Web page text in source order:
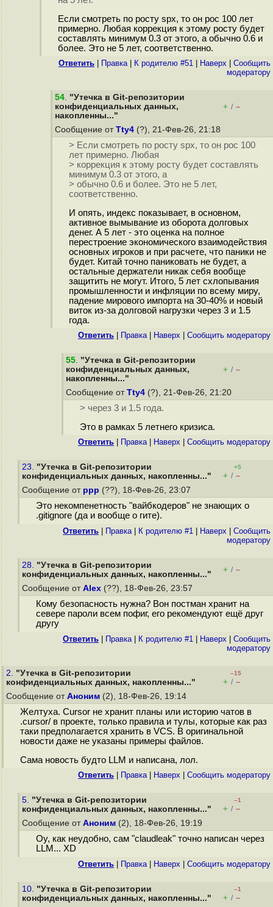
Если смотреть по росту spx, то он рос 100 лет
примерно. Любая коррекция к этому росту будет
составлять минимум 0.3 от этого, а обычно 0.6 и
более. Это не 5 лет, соответственно.
Ответить Правка| К родителю #51 Наверх
Cообщить
модератору
54. "Утечка в Git-репозитории
конфиденциальных данных,
накопленны..."
+ / –
Сообщение от Tty4 (?), 21-Фев-26, 21:18
> Если смотреть по росту spx, то он рос 100
лет примерно. Любая
> коррекция к этому росту будет составлять
минимум 0.3 от этого, а
> обычно 0.6 и более. Это не 5 лет,
соответственно.
И опять, индекс показывает, в основном,
активное вымывание из оборота долговых
денег. А 5 лет - это оценка на полное
перестроение экономического взаимодействия
основных игроков и при расчете, что паники не
будет. Китай точно паниковать не будет, а
остальные держатели никак себя вообще
защитить не могут. Итого, 5 лет схлопывания
промышленности и инфляции по всему миру,
падение мирового импорта на 30-40% и новый
виток из-за долговой нагрузки через 3 и 1.5
года.
Ответить Правка| Наверх Cообщить модератору
55. "Утечка в Git-репозитории
конфиденциальных данных,
накопленны..."
+ / –
Сообщение от Tty4 (?), 21-Фев-26, 21:20
> через 3 и 1.5 года.
Это в рамках 5 летнего кризиса.
Ответить Правка| Наверх Cообщить модератору
23. "Утечка в Git-репозитории
конфиденциальных данных, накопленны..."
+5
+ / –
Сообщение от ppp (??), 18-Фев-26, 23:07
Это некомпенетность "вайбкодеров" не знающих о
.gitignore (да и вообще о гите).
Ответить Правка| К родителю #1 Наверх
Cообщить
модератору
28. "Утечка в Git-репозитории
конфиденциальных данных, накопленны..."
+ / –
Сообщение от Alex (??), 18-Фев-26, 23:57
Кому безопасность нужна? Вон постман хранит на
севере пароли всем пофиг, его рекомендуют ещё друг
другу
Ответить Правка| К родителю #1 Наверх
Cообщить
модератору
2. "Утечка в Git-репозитории
конфиденциальных данных, накопленны..."
–15
+ / –
Сообщение от Аноним (2), 18-Фев-26, 19:14
Желтуха. Cursor не хранит планы или историю чатов в
.cursor/ в проекте, только правила и тулы, которые как раз
таки предполагается хранить в VCS. В оригинальной
новости даже не указаны примеры файлов.
Сама новость будто LLM и написана, лол.
Ответить Правка| Наверх Cообщить модератору
5. "Утечка в Git-репозитории
конфиденциальных данных, накопленны..."
–1
+ / –
Сообщение от Аноним (2), 18-Фев-26, 19:19
Оу, как неудобно, сам "claudleak" точно написан через
LLM... XD
Ответить Правка| Наверх Cообщить модератору
10. "Утечка в Git-репозитории
конфиденциальных данных, накопленны..."
–1
+ / –